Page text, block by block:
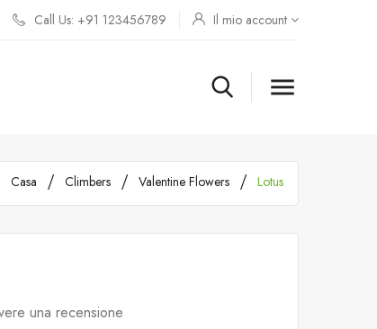
Call Us: +91 123456789 Il mio account

Casa Climbers Valentine Flowers Lotus
una recensione